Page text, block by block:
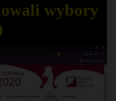
wybory